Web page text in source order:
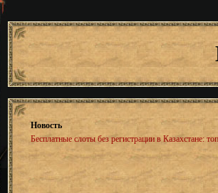
Новость
Бесплатные слоты без регистрации в Казахстане: